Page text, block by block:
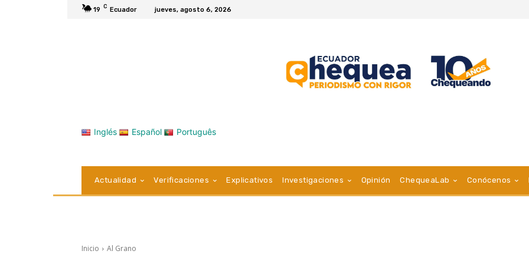
19 C Ecuador jueves, agosto 6, 2026
Inglés Español Português
Actualidad Verificaciones Explicativos Investigaciones Opinión ChequeaLab Conócenos
Inicio Al Grano